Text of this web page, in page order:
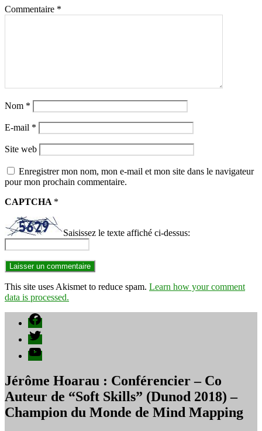
Commentaire *
Nom *
E-mail *
Site web
Enregistrer mon nom, mon e-mail et mon site dans le navigateur
pour mon prochain commentaire.
CAPTCHA *
Saisissez le texte affiché ci-dessus:
This site uses Akismet to reduce spam. Learn how your comment
data is processed.
Facebook
Twitter
YouTube
Jérôme Hoarau : Conférencier – Co
Auteur de “Soft Skills” (Dunod 2018) –
Champion du Monde de Mind Mapping